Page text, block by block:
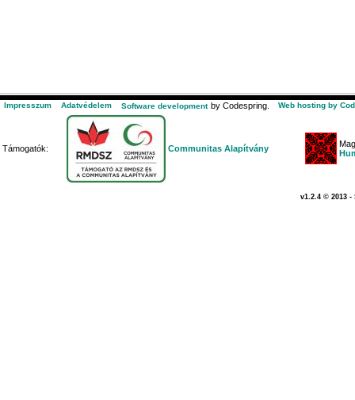
Impresszum Adatvédelem Software development by Codespring. Web hosting by
Támogatók: Communitas Alapítvány
v1.2.4 © 2013